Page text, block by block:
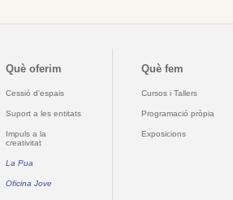
Què oferim
Cessió d'espais
Suport a les entitats
Impuls a la
creativitat
La Pua
Oficina Jove
Què fem
Cursos i Tallers
Programació pròpia
Exposicions